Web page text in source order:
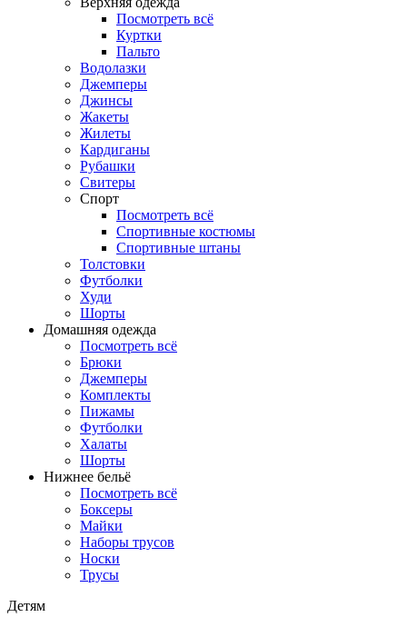
Посмотреть всё
Куртки
Пальто
Водолазки
Джемперы
Джинсы
Жакеты
Жилеты
Кардиганы
Рубашки
Свитеры
Спорт
Посмотреть всё
Спортивные костюмы
Спортивные штаны
Толстовки
Футболки
Худи
Шорты
Домашняя одежда
Посмотреть всё
Брюки
Джемперы
Комплекты
Пижамы
Футболки
Халаты
Шорты
Нижнее бельё
Посмотреть всё
Боксеры
Майки
Наборы трусов
Носки
Трусы
Детям